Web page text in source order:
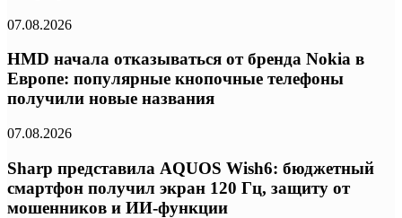
07.08.2026
HMD начала отказываться от бренда Nokia в
Европе: популярные кнопочные телефоны
получили новые названия
07.08.2026
Sharp представила AQUOS Wish6: бюджетный
смартфон получил экран 120 Гц, защиту от
мошенников и ИИ-функции